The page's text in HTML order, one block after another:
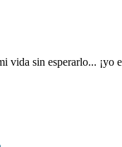
vida sin esperarlo... ¡yo